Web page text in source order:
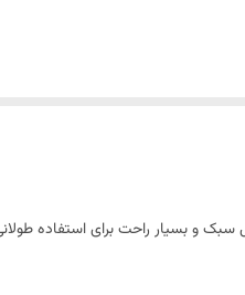
بسیار راحت برای استفاده